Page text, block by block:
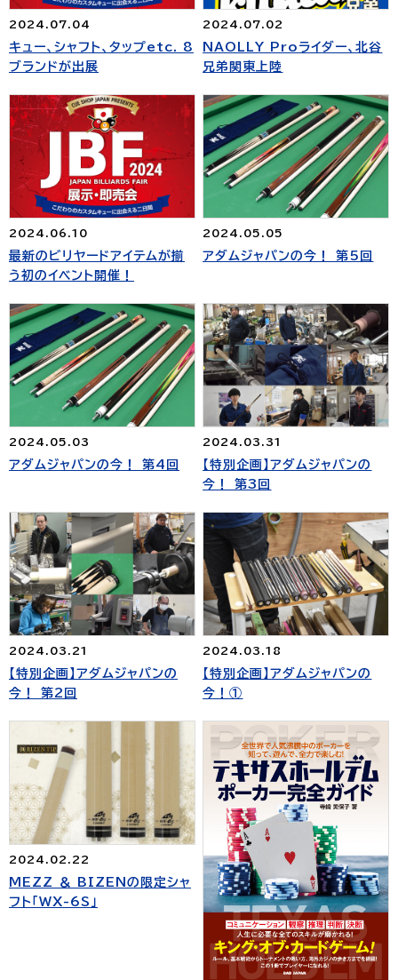
2024.07.04
キュー、シャフト、タップetc. 8
ブランドが出展
2024.07.02
NAOLLY Proライダー、北谷
兄弟関東上陸
2024.06.10
最新のビリヤードアイテムが揃
う初のイベント開催！
2024.05.05
アダムジャパンの今！ 第5回
2024.05.03
アダムジャパンの今！ 第4回
2024.03.31
【特別企画】アダムジャパンの
今！ 第3回
2024.03.21
【特別企画】アダムジャパンの
今！ 第2回
2024.03.18
【特別企画】アダムジャパンの
今！①
2024.02.22
MEZZ ＆ BIZENの限定シャ
フト「WX-6S」